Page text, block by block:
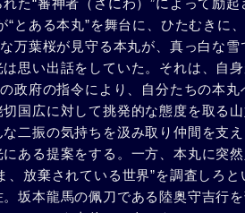
た“審神者（さにわ）”によって励起
“とある本丸”を舞台に、ひたむきに
な万葉桜が見守る本丸が、真っ白な
思い出話をしていた。それは、自
政府の指令により、自分たちの本
国広に対して挑発的な態度を取る
二振の気持ちを汲み取り仲間を支
ある提案をする。一方、本丸に突
、放棄されている世界”を調査しろ
坂本龍馬の佩刀である陸奥守吉行